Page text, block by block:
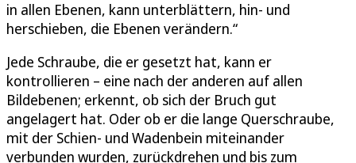
in allen Ebenen, kann unterblättern, hin- und
herschieben, die Ebenen verändern.“
Jede Schraube, die er gesetzt hat, kann er
kontrollieren – eine nach der anderen auf allen
Bildebenen; erkennt, ob sich der Bruch gut
angelagert hat. Oder ob er die lange Querschraube,
mit der Schien- und Wadenbein miteinander
verbunden wurden, zurückdrehen und bis zum